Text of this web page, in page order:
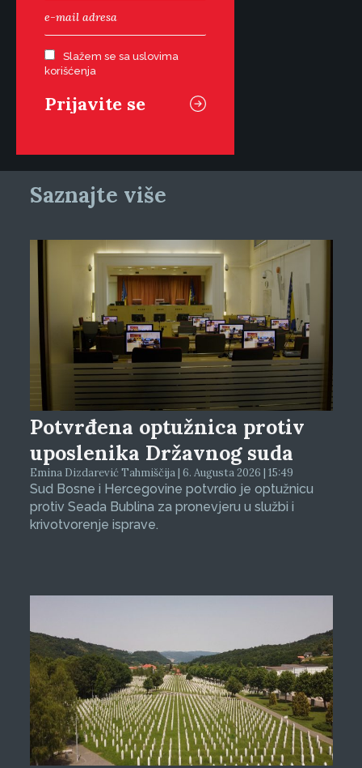
Slažem se sa uslovima
korišćenja
Saznajte više
Potvrđena optužnica protiv
uposlenika Državnog suda
Emina Dizdarević Tahmiščija | 6. Augusta 2026 | 15:49
Sud Bosne i Hercegovine potvrdio je optužnicu
protiv Seada Bublina za pronevjeru u službi i
krivotvorenje isprave.